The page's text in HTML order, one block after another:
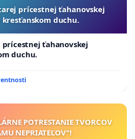
prícestnej ťahanovskej
duchu.
prícestnej ťahanovskej
duchu.
POTRESTANIE TVORCOV
NEPRIATEĽOV"!